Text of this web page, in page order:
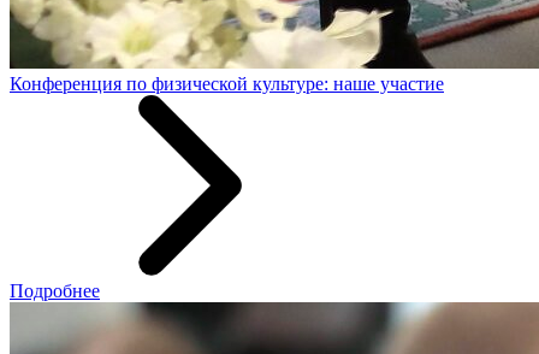
Конференция по физической культуре: наше участие
Подробнее